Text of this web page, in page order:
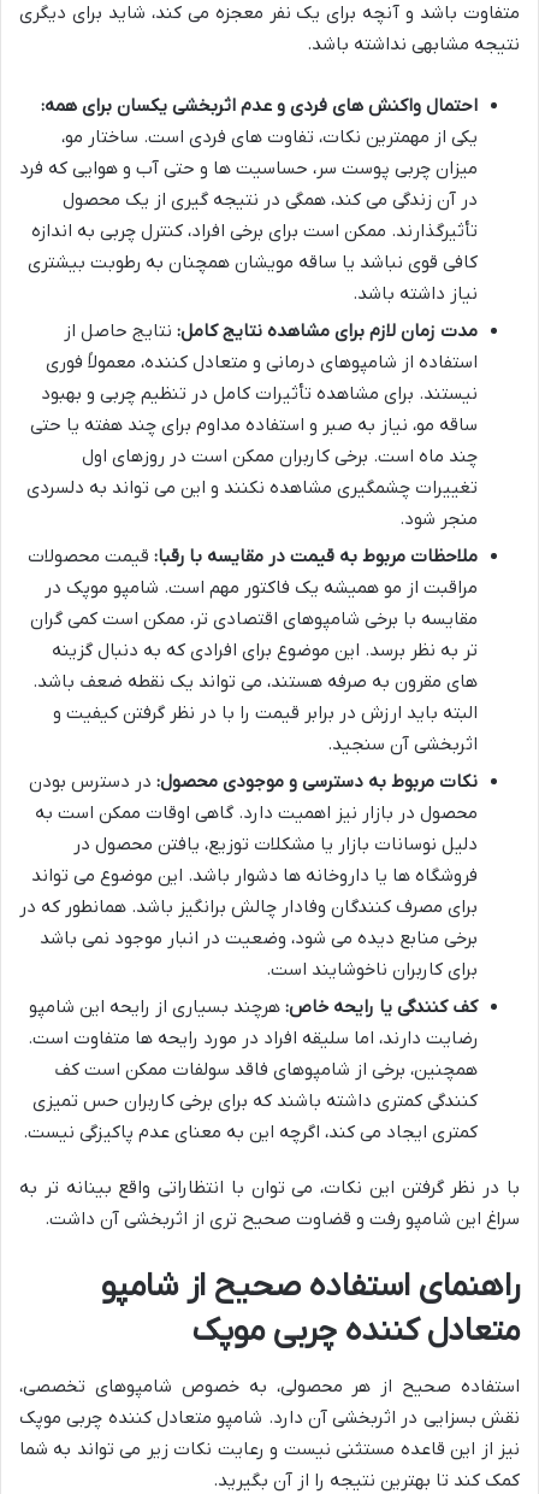
متفاوت باشد و آنچه برای یک نفر معجزه می کند، شاید برای دیگری
نتیجه مشابهی نداشته باشد.
احتمال واکنش های فردی و عدم اثربخشی یکسان برای همه:
یکی از مهمترین نکات، تفاوت های فردی است. ساختار مو،
میزان چربی پوست سر، حساسیت ها و حتی آب و هوایی که فرد
در آن زندگی می کند، همگی در نتیجه گیری از یک محصول
تأثیرگذارند. ممکن است برای برخی افراد، کنترل چربی به اندازه
کافی قوی نباشد یا ساقه مویشان همچنان به رطوبت بیشتری
نیاز داشته باشد.
مدت زمان لازم برای مشاهده نتایج کامل: نتایج حاصل از
استفاده از شامپوهای درمانی و متعادل کننده، معمولاً فوری
نیستند. برای مشاهده تأثیرات کامل در تنظیم چربی و بهبود
ساقه مو، نیاز به صبر و استفاده مداوم برای چند هفته یا حتی
چند ماه است. برخی کاربران ممکن است در روزهای اول
تغییرات چشمگیری مشاهده نکنند و این می تواند به دلسردی
منجر شود.
ملاحظات مربوط به قیمت در مقایسه با رقبا: قیمت محصولات
مراقبت از مو همیشه یک فاکتور مهم است. شامپو موپک در
مقایسه با برخی شامپوهای اقتصادی تر، ممکن است کمی گران
تر به نظر برسد. این موضوع برای افرادی که به دنبال گزینه
های مقرون به صرفه هستند، می تواند یک نقطه ضعف باشد.
البته باید ارزش در برابر قیمت را با در نظر گرفتن کیفیت و
اثربخشی آن سنجید.
نکات مربوط به دسترسی و موجودی محصول: در دسترس بودن
محصول در بازار نیز اهمیت دارد. گاهی اوقات ممکن است به
دلیل نوسانات بازار یا مشکلات توزیع، یافتن محصول در
فروشگاه ها یا داروخانه ها دشوار باشد. این موضوع می تواند
برای مصرف کنندگان وفادار چالش برانگیز باشد. همانطور که در
برخی منابع دیده می شود، وضعیت در انبار موجود نمی باشد
برای کاربران ناخوشایند است.
کف کنندگی یا رایحه خاص: هرچند بسیاری از رایحه این شامپو
رضایت دارند، اما سلیقه افراد در مورد رایحه ها متفاوت است.
همچنین، برخی از شامپوهای فاقد سولفات ممکن است کف
کنندگی کمتری داشته باشند که برای برخی کاربران حس تمیزی
کمتری ایجاد می کند، اگرچه این به معنای عدم پاکیزگی نیست.
با در نظر گرفتن این نکات، می توان با انتظاراتی واقع بینانه تر به
سراغ این شامپو رفت و قضاوت صحیح تری از اثربخشی آن داشت.
راهنمای استفاده صحیح از شامپو
متعادل کننده چربی موپک
استفاده صحیح از هر محصولی، به خصوص شامپوهای تخصصی،
نقش بسزایی در اثربخشی آن دارد. شامپو متعادل کننده چربی موپک
نیز از این قاعده مستثنی نیست و رعایت نکات زیر می تواند به شما
کمک کند تا بهترین نتیجه را از آن بگیرید.